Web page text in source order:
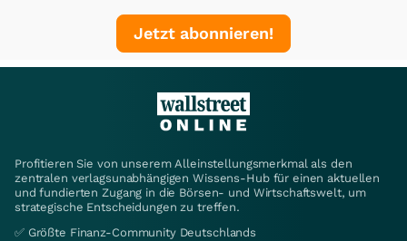
Jetzt abonnieren!
Profitieren Sie von unserem Alleinstellungsmerkmal als den
zentralen verlagsunabhängigen Wissens-Hub für einen aktuellen
und fundierten Zugang in die Börsen- und Wirtschaftswelt, um
strategische Entscheidungen zu treffen.
✅ Größte Finanz-Community Deutschlands